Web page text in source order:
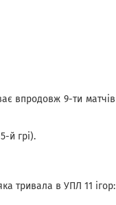
впродовж 9-ти матчів
й грі).
тривала в УПЛ 11 ігор: